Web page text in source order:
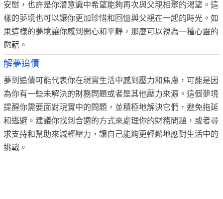
安慰，也許是你潛意識中希望能夠再次與父親相聚的渴望。這
樣的夢境也可以讓你更加珍惜和回憶與父親在一起的時光。如
果這樣的夢境讓你感到開心和平靜，那麼可以視為一種心靈的
慰藉。
解夢追債
夢到追債可能代表你在現實生活中感到壓力和焦慮，可能是因
為你有一些未解決的財務問題或者是其他壓力來源。這個夢境
提醒你需要面對現實中的問題，並積極地解決它們，避免拖延
和逃避。建議你找到合適的方式來處理你的財務問題，或者尋
求支持和幫助來減輕壓力，讓自己能夠更輕鬆地應對生活中的
挑戰。